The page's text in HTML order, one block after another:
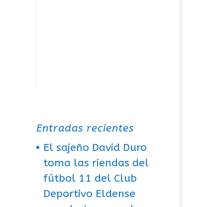
Entradas recientes
El sajeño David Duro
toma las riendas del
fútbol 11 del Club
Deportivo Eldense